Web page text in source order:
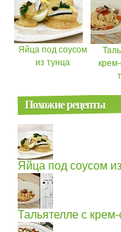
Яйца под соусом
из тунца
Похожие рецепты
Яйца под соусом
Тальятелле с